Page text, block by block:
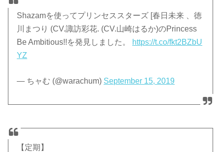
Shazamを使ってプリンセススターズ [春日未来 、徳
川まつり (CV.諏訪彩花. (CV.山崎はるか)のPrincess
Be Ambitious!!を発見しました。
https://t.co/fkt2BZbU
YZ
— ちャむ (@warachum) September 15, 2019
【定期】